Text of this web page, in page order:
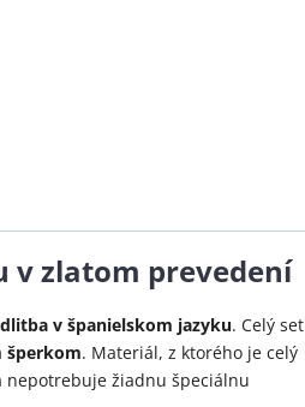
v zlatom prevedení
v španielskom jazyku. Celý set
šperkom. Materiál, z ktorého je celý
nepotrebuje žiadnu špeciálnu